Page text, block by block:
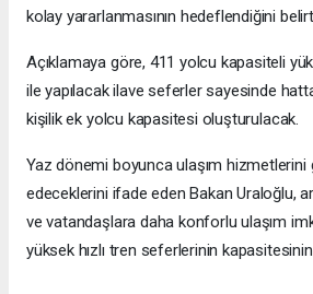
kolay yararlanmasının hedeflendiğini
Açıklamaya göre, 411 yolcu kapasiteli
ile yapılacak ilave seferler sayesinde
kişilik ek yolcu kapasitesi oluşturulacak.
Yaz dönemi boyunca ulaşım
edeceklerini ifade eden Bakan Uraloğlu,
ve vatandaşlara daha konforlu ulaşım
yüksek hızlı tren seferlerinin kapasitesinin